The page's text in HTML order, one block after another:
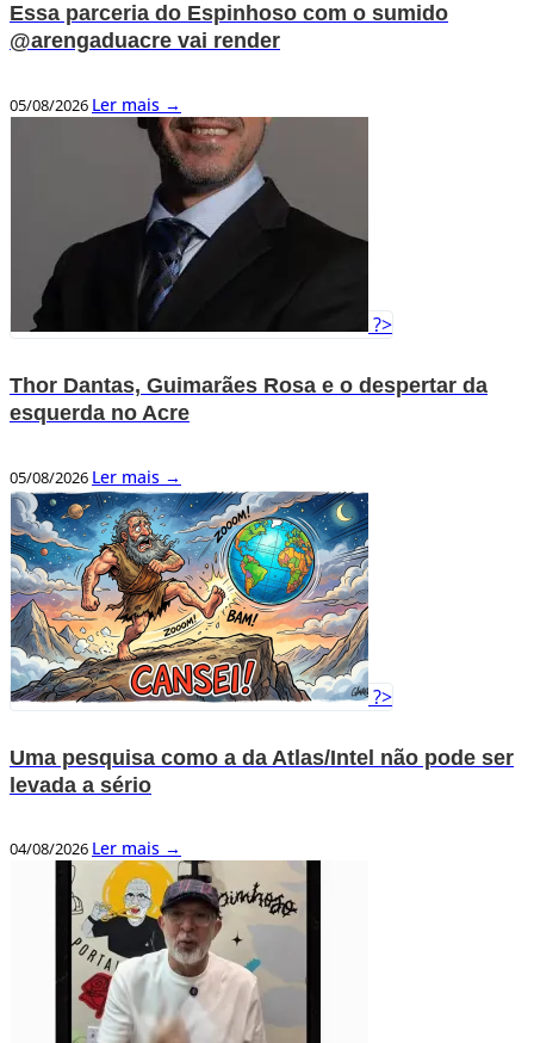
Essa parceria do Espinhoso com o sumido
@arengaduacre vai render
05/08/2026 Ler mais →
?>
Thor Dantas, Guimarães Rosa e o despertar da
esquerda no Acre
05/08/2026 Ler mais →
?>
Uma pesquisa como a da Atlas/Intel não pode ser
levada a sério
04/08/2026 Ler mais →